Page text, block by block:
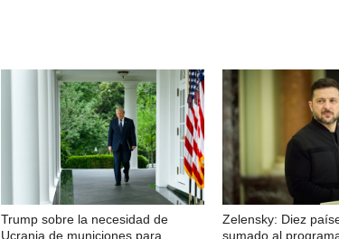
Trump sobre la necesidad de
Ucrania de municiones para
Zelensky: Diez
sumado al